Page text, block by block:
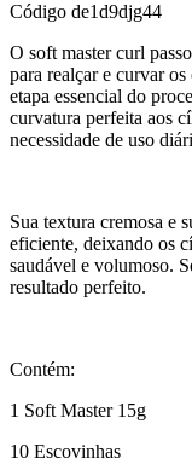
Código de1d9djg44
O soft master curl
para realçar e curvar
etapa essencial do
curvatura perfeita aos
necessidade de uso
Sua textura cremosa e
eficiente, deixando os
saudável e volumoso.
resultado perfeito.
Contém:
1 Soft Master 15g
10 Escovinhas